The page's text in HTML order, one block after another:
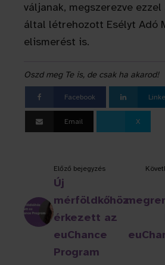
váljanak, megszerezve ezzel
által létrehozott Esélyt Adó
elismerést is.
Oszd meg Te is, de csak ha akarod!
X
Facebook
Email
Előző bejegyzés
Új
mérföldkőhöz
érkezett az
euChance
Program